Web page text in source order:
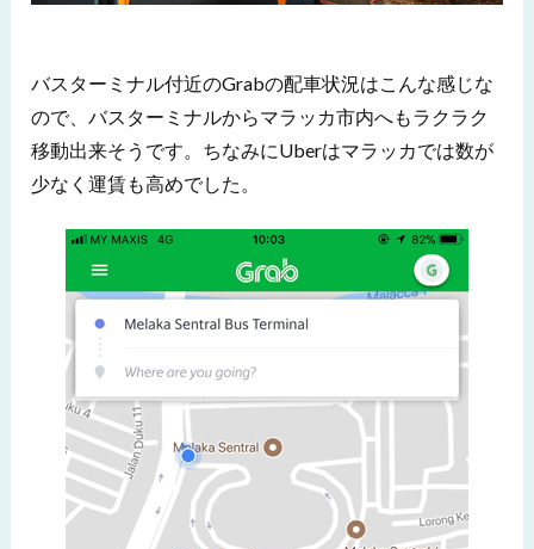
バスターミナル付近のGrabの配車状況はこんな感じな
ので、バスターミナルからマラッカ市内へもラクラク
移動出来そうです。ちなみにUberはマラッカでは数が
少なく運賃も高めでした。